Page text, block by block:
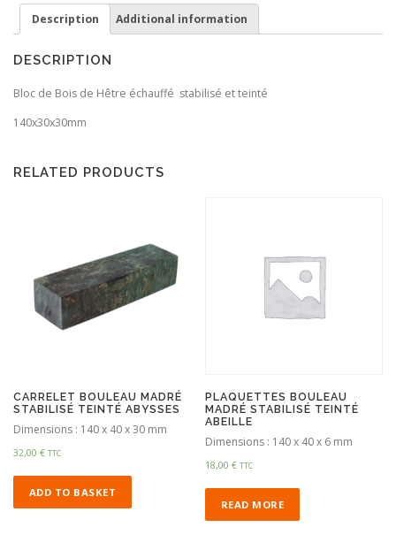
Description Additional information
DESCRIPTION
Bloc de Bois de Hêtre échauffé stabilisé et teinté
140x30x30mm
RELATED PRODUCTS
CARRELET BOULEAU MADRÉ
STABILISÉ TEINTÉ ABYSSES
Dimensions : 140 x 40 x 30 mm
32,00 € TTC
ADD TO BASKET
PLAQUETTES BOULEAU
MADRÉ STABILISÉ TEINTÉ
ABEILLE
Dimensions : 140 x 40 x 6 mm
18,00€ TTC
READ MORE